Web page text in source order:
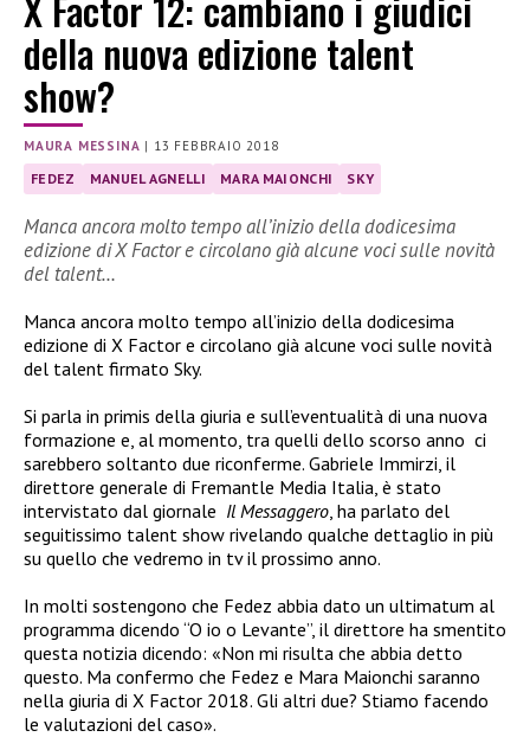
della nuova edizione talent
show?
MAURA MESSINA | 13 FEBBRAIO 2018
FEDEZ MANUEL AGNELLI MARA MAIONCHI SKY
Manca ancora molto tempo all’inizio della dodicesima
edizione di X Factor e circolano già alcune voci sulle novità
del talent…
Manca ancora molto tempo all’inizio della dodicesima
edizione di X Factor e circolano già alcune voci sulle novità
del talent firmato Sky.
Si parla in primis della giuria e sull’eventualità di una nuova
formazione e, al momento, tra quelli dello scorso anno ci
sarebbero soltanto due riconferme. Gabriele Immirzi, il
direttore generale di Fremantle Media Italia, è stato
intervistato dal giornale Il Messaggero , ha parlato del
seguitissimo talent show rivelando qualche dettaglio in più
su quello che vedremo in tv il prossimo anno.
In molti sostengono che Fedez abbia dato un ultimatum al
programma dicendo “O io o Levante”, il direttore ha smentito
questa notizia dicendo: «Non mi risulta che abbia detto
questo. Ma confermo che Fedez e Mara Maionchi saranno
nella giuria di X Factor 2018. Gli altri due? Stiamo facendo
le valutazioni del caso».